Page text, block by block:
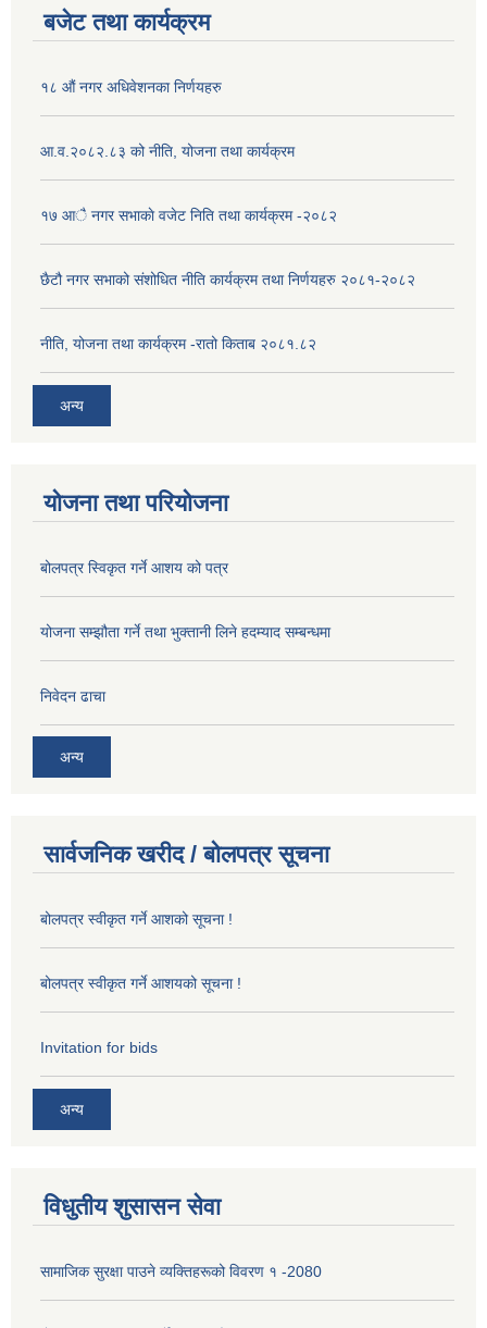
बजेट तथा कार्यक्रम
१८ औं नगर अधिवेशनका निर्णयहरु
आ.व.२०८२.८३ को नीति, योजना तथा कार्यक्रम
१७ आै नगर सभाकाे वजेट निति तथा कार्यक्रम -२०८२
छैटौ नगर सभाको संशोधित नीति कार्यक्रम तथा निर्णयहरु २०८१-२०८२
नीति, योजना तथा कार्यक्रम -रातो किताब २०८१.८२
अन्य
योजना तथा परियोजना
बोलपत्र स्विकृत गर्ने आशय को पत्र
योजना सम्झौता गर्ने तथा भुक्तानी लिने हदम्याद सम्बन्धमा
निवेदन ढाचा
अन्य
सार्वजनिक खरीद / बोलपत्र सूचना
बोलपत्र स्वीकृत गर्ने आशको सूचना !
बोलपत्र स्वीकृत गर्ने आशयको सूचना !
Invitation for bids
अन्य
विधुतीय शुसासन सेवा
सामाजिक सुरक्षा पाउने व्यक्तिहरूको विवरण १ -2080